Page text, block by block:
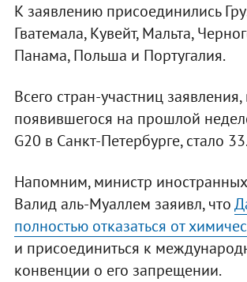
К заявлению присоединились
Гватемала, Кувейт, Мальта,
Панама, Польша и Португалия.
Всего стран-участниц
появившегося на прошлой
G20 в Санкт-Петербурге, стало
Напомним, министр
Валид аль-Муаллем заяивл, что
полностью отказаться от
и присоединиться к
конвенции о его запрещении.